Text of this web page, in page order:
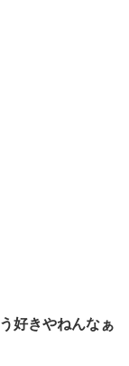
好きやねんなぁ